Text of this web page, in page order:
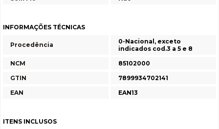
INFORMAÇÕES TÉCNICAS
Procedência
0-Nacional, exceto
indicados cod.3 a 5 e 8
NCM
85102000
GTIN
7899934702141
EAN
EAN13
ITENS INCLUSOS